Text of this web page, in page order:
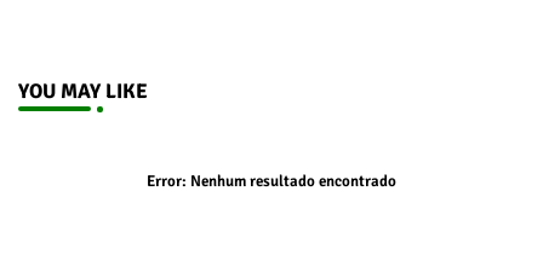
YOU MAY LIKE
Error: Nenhum resultado encontrado